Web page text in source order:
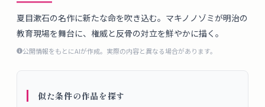
ブ
ロ
グ
要
夏目漱石の名作に新たな命を吹き込む。マキノノゾミが明治の
教育現場を舞台に、権威と反骨の対立を鮮やかに描く。
公開情報をもとにAIが作成。実際の内容と異なる場合があります。
似た条件の作品を探す